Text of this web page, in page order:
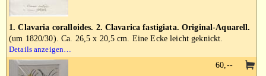
1. Clavaria coralloides. 2. Clavarica fastigiata. Original-Aquarell.
(um 1820/30). Ca. 26,5 x 20,5 cm. Eine Ecke leicht geknickt.
Details anzeigen…
60,--